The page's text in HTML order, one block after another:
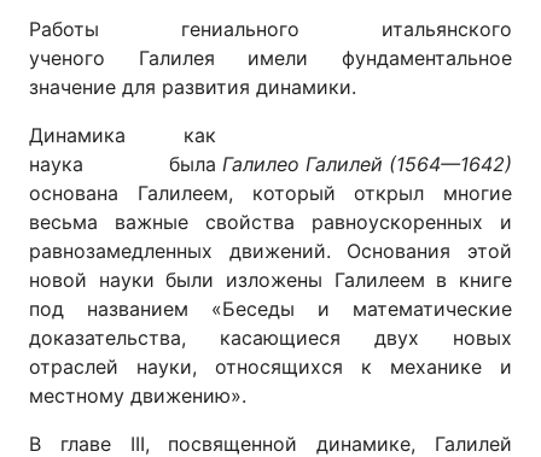
Работы гениального итальянского
ученого Галилея имели фундаментальное
значение для развития динамики.
Галилео Галилей (1564—1642)
Динамика как
наука была
основана Галилеем, который открыл многие
весьма важные свойства равноускоренных и
равнозамедленных движений. Основания этой
новой науки были изложены Галилеем в книге
под названием «Беседы и математические
доказательства, касающиеся двух новых
отраслей науки, относящихся к механике и
местному движению».
В главе III, посвященной динамике, Галилей